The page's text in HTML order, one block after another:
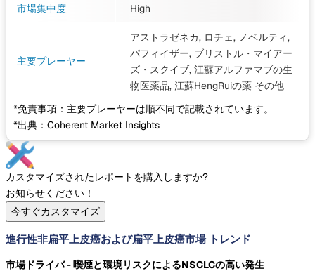
市場集中度 High
主要プレーヤー
アストラゼネカ, ロチェ, ノベルティ,
パフィイザー, ブリストル・マイアー
ズ・スクイブ, 江蘇アルファマブの生
物医薬品, 江蘇HengRuiの薬 その他
*免責事項：主要プレーヤーは順不同で記載されています。
*出典：Coherent Market Insights
カスタマイズされたレポートを購入しますか?
お知らせください！
今すぐカスタマイズ
進行性非扁平上皮癌および扁平上皮癌市場 トレンド
市場ドライバ - 喫煙と環境リスクによるNSCLCの高い発生